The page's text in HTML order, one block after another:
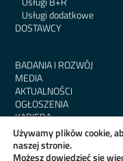
Usługi dodatkowe
DOSTAWCY
BADANIA I ROZWÓJ
MEDIA
AKTUALNOŚCI
OGŁOSZENIA
KARIERA
KONTAKT
RODO
BIP
Używamy plików cookie,
naszej stronie.
Możesz dowiedzieć się